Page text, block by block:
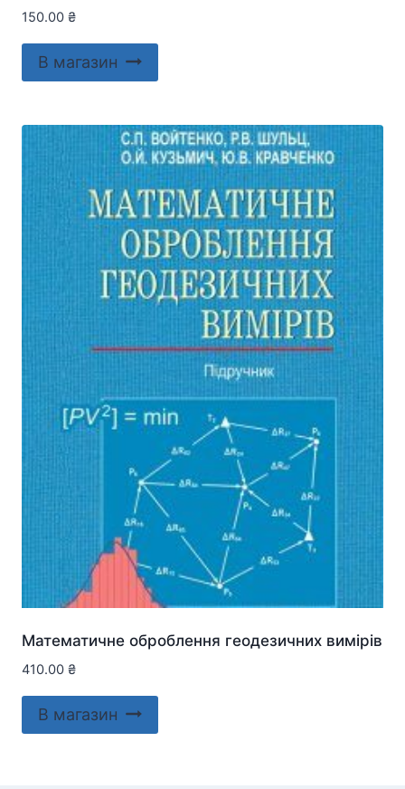
150.00 ₴
В магазин
Математичне оброблення геодезичних вимірів
410.00 ₴
В магазин